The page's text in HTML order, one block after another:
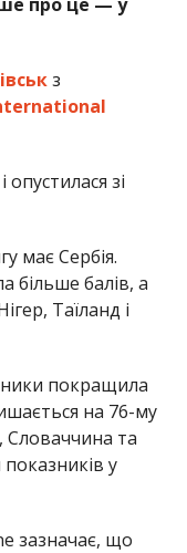
з
опустилася зі
має Сербія.
більше балів, а
Таїланд і
покращила
на 76-му
Словаччина та
у
зазначає, що